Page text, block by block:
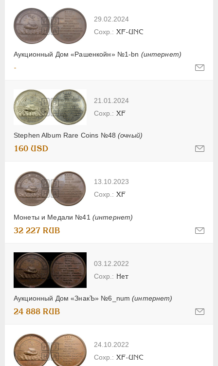
29.02.2024
Аукционный Дом «Рашенкойн» №1-bn (интернет)
XF-UNC
-
21.01.2024
Stephen Album Rare Coins №48(очный)
XF
160 USD
13.10.2023
Монеты и Медали №41 (интернет)
XF
32 227 RUB
03.12.2022
Аукционный Дом «ЗнакЪ» №6_num(интернет)
Нет
24 888 RUB
24.10.2022
XF-UNC